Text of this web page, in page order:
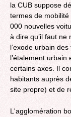
la CUB suppose
termes de
000 nouvelles
à dire qu’il faut ne
l’exode urbain
l’étalement urbain
certains axes. Il
habitants auprès
site propre) et de
L'agglomération